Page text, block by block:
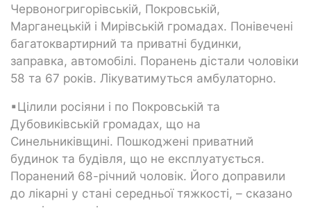
Червоногригорівській, Покровській,
Марганецькій і Мирівській громадах. Понівечені
багатоквартирний та приватні будинки,
заправка, автомобілі. Поранень дістали чоловіки
58 та 67 років. Лікуватимуться амбулаторно.
▪Цілили росіяни і по Покровській та
Дубовиківській громадах, що на
Синельниківщині. Пошкоджені приватний
будинок та будівля, що не експлуатується.
Поранений 68-річний чоловік. Його доправили
до лікарні у стані середньої тяжкості, – сказано